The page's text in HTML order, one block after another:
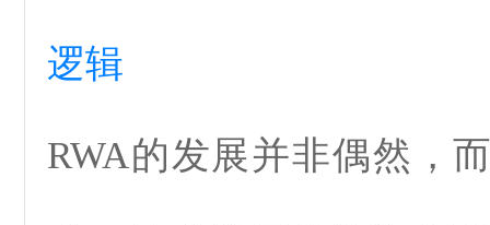
逻辑
RWA的发展并非偶然，